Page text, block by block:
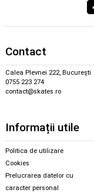
Contact
Calea Plevnei 222, București
0755 223 274
contact@skates.ro
Informații utile
Politica de utilizare
Cookies
Prelucrarea datelor cu
caracter personal